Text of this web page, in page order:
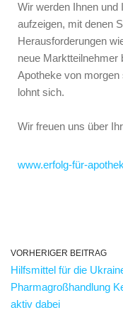
Wir werden Ihnen und
aufzeigen, mit denen
Herausforderungen
neue Marktteilnehmer
Apotheke von morgen
lohnt sich.
Wir freuen uns über
www.erfolg-für-
VORHERIGER BEITRAG
Hilfsmittel für die
Pharmagroßhandlung
aktiv dabei